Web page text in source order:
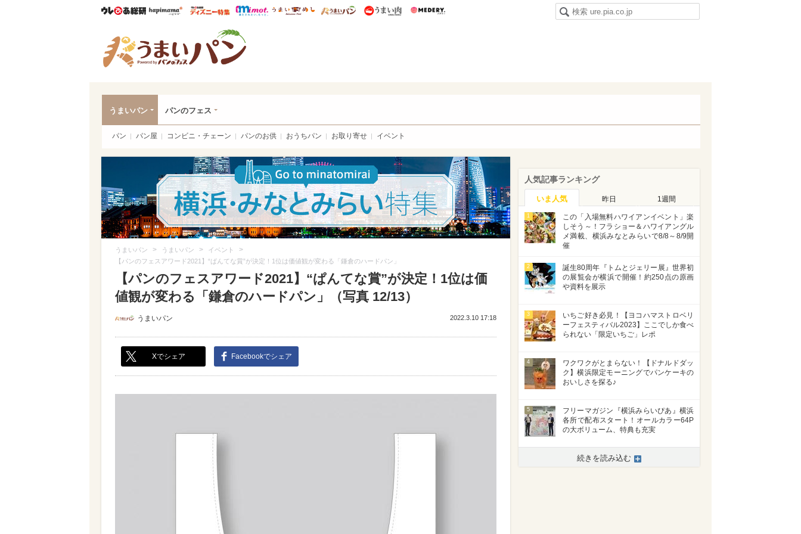
ウレぴあ総研ハピママ* ウレぴあ総研 ディズニー特集
mimot. うまいめし うまいパン うまい肉
うまいパン パンのフェス
パン パン屋 コンビニ・チェーン パンのお供 おうちパン お取り寄せ イベント
うまいパン > うまいパン > イベント >
【パンのフェスアワード2021】“ぱんてな賞”が決定！1位は価値観が変わる「鎌倉のハードパン」
【パンのフェスアワード2021】“ぱんてな賞”が決定！1位は価
値観が変わる「鎌倉のハードパン」（写真 12/13）
うまいパン 2022.3.10 17:18
Xでシェア Facebookでシェア
人気記事ランキング
いま人気 昨日 1週間
1
この「入場無料ハワイアンイベント」楽
しそう～！フラショー＆ハワイアングル
メ満載、横浜みなとみらいで8/8～8/9開
催
2
誕生80周年『トムとジェリー展』世界初
の展覧会が横浜で開催！約250点の原画
や資料を展示
3
いちご好き必見！【ヨコハマストロベリ
ーフェスティバル2023】ここでしか食べ
られない「限定いちご」レポ
4
ワクワクがとまらない！【ドナルドダッ
ク】横浜限定モーニングでパンケーキの
おいしさを探る♪
5
フリーマガジン『横浜みらいぴあ』横浜
各所で配布スタート！オールカラー64P
の大ボリューム、特典も充実
続きを読み込む